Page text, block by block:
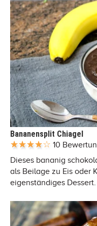
Bananensplit Chiagel
10
Dieses bananig
als Beilage zu Eis oder
eigenständiges